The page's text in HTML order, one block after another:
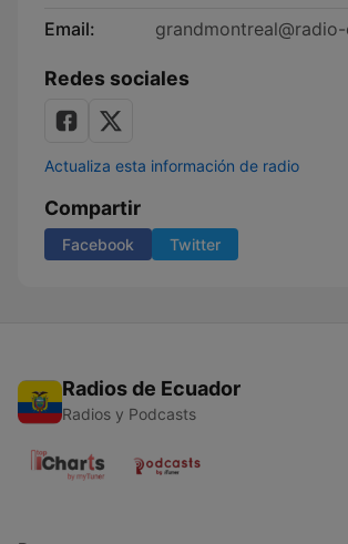
Email:
Redes sociales
Actualiza esta información de radio
Compartir
Facebook Twitter
Radios de Ecuador
Radios y Podcasts